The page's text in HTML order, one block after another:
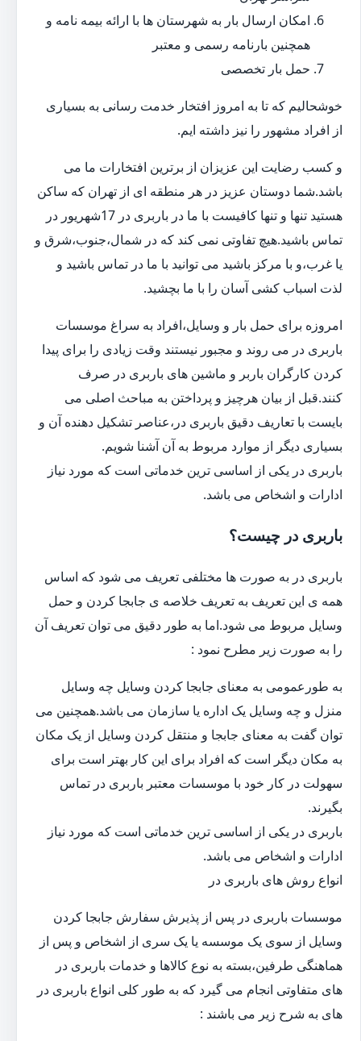
امکان ارسال بار به شهرستان ها با ارائه بیمه نامه و
همچنین بارنامه رسمی و معتبر
حمل بار تخصصی
خوشحالیم که تا به امروز افتخار خدمت رسانی به بسیاری
از افراد مشهور را نیز داشته ایم.
و کسب رضایت این عزیزان از برترین افتخارات ما می
باشد.شما دوستان عزیز در هر منطقه ای از تهران که ساکن
هستید تنها و تنها کافیست با ما در باربری در 17شهریور در
تماس باشید.هیچ تفاوتی نمی کند که در شمال،جنوب،شرق و
یا غرب،و با مرکز باشید می توانید با ما در تماس باشید و
لذت اسباب کشی آسان را با ما بچشید.
امروزه برای حمل بار و وسایل،افراد به سراغ موسسات
باربری در می روند و مجبور نیستند وقت زیادی را برای پیدا
کردن کارگران باربر و ماشین های باربری در صرف
کنند.قبل از بیان هرچیز و پرداختن به مباحث اصلی می
بایست با تعاریف دقیق باربری در،عناصر تشکیل دهنده آن و
بسیاری دیگر از موارد مربوط به آن آشنا شویم.
باربری در یکی از اساسی ترین خدماتی است که مورد نیاز
ادارات و اشخاص می باشد.
باربری در چیست؟
باربری در به صورت ها مختلفی تعریف می شود که اساس
همه ی این تعریف به تعریف خلاصه ی جابجا کردن و حمل
وسایل مربوط می شود.اما به طور دقیق می توان تعریف آن
را به صورت زیر مطرح نمود :
به طورعمومی به معنای جابجا کردن وسایل چه وسایل
منزل و چه وسایل یک اداره یا سازمان می باشد.همچنین می
توان گفت به معنای جابجا و منتقل کردن وسایل از یک مکان
به مکان دیگر است که افراد برای این کار بهتر است برای
سهولت در کار خود با موسسات معتبر باربری در تماس
بگیرند.
باربری در یکی از اساسی ترین خدماتی است که مورد نیاز
ادارات و اشخاص می باشد.
انواع روش های باربری در
موسسات باربری در پس از پذیرش سفارش جابجا کردن
وسایل از سوی یک موسسه یا یک سری از اشخاص و پس از
هماهنگی طرفین،بسته به نوع کالاها و خدمات باربری در
های متفاوتی انجام می گیرد که به طور کلی انواع باربری در
های به شرح زیر می باشند :